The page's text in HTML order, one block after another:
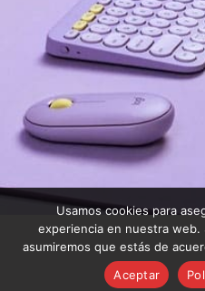
Usamos cookies para
experiencia en nuestra
asumiremos que estás de
Aceptar